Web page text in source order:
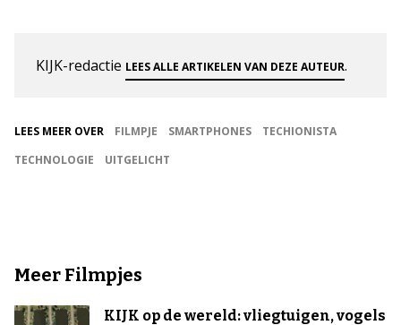
KIJK-redactie LEES ALLE ARTIKELEN VAN DEZE AUTEUR.
LEES MEER OVER FILMPJE SMARTPHONES
TECHIONISTA
TECHNOLOGIE
UITGELICHT
Meer Filmpjes
KIJK op de wereld: vliegtuigen, vogels